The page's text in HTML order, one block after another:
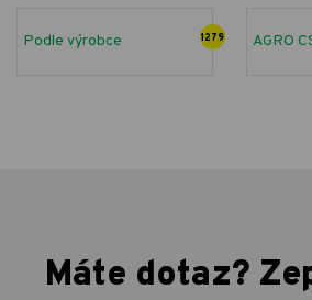
Podle výrobce 1279 AGRO
Máte dotaz?